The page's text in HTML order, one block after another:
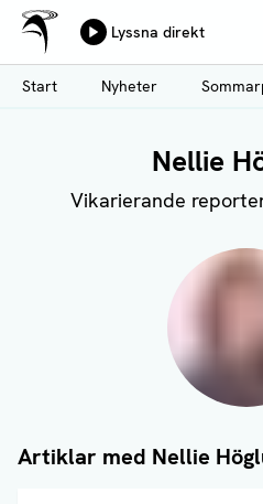
Hoppa
till
huvudinnehåll
Ålands Radio & TV
Lyssna direkt
Start
Nyheter
Nellie
Vikarierande
Artiklar med Nellie